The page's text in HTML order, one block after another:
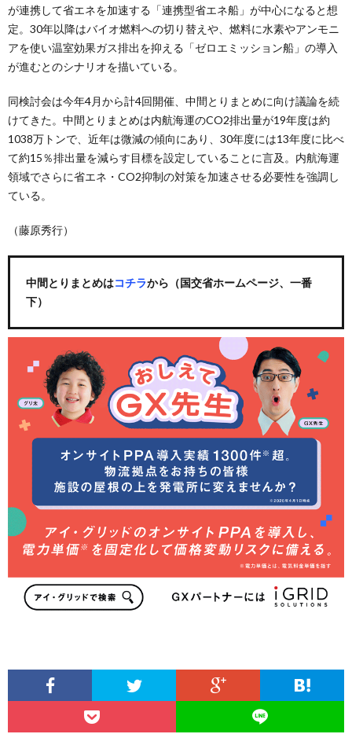
が連携して省エネを加速する「連携型省エネ船」が中心になると想
定。30年以降はバイオ燃料への切り替えや、燃料に水素やアンモニ
アを使い温室効果ガス排出を抑える「ゼロエミッション船」の導入
が進むとのシナリオを描いている。
同検討会は今年4月から計4回開催、中間とりまとめに向け議論を続
けてきた。中間とりまとめは内航海運のCO2排出量が19年度は約
1038万トンで、近年は微減の傾向にあり、30年度には13年度に比べ
て約15％排出量を減らす目標を設定していることに言及。内航海運
領域でさらに省エネ・CO2抑制の対策を加速させる必要性を強調し
ている。
（藤原秀行）
中間とりまとめはコチラから（国交省ホームページ、一番
下）